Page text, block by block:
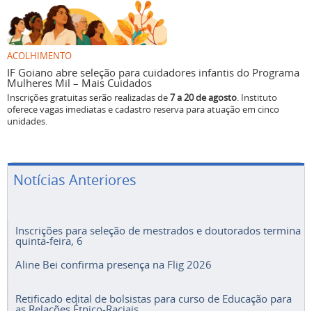
ACOLHIMENTO
IF Goiano abre seleção para cuidadores infantis do Programa
Mulheres Mil – Mais Cuidados
Inscrições gratuitas serão realizadas de
oferece vagas imediatas e cadastro reserva para atuação em cinco
unidades.
Notícias Anteriores
quinta-feira, 6
Aline Bei confirma presença na Flig 2026
as Relações Étnico-Raciais